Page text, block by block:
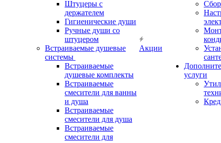
Штуцеры с
держателем
Гигиенические души
Ручные души со
штуцером
Встраиваемые душевые
системы
Встраиваемые
душевые комплекты
Встраиваемые
смесители для ванны
и душа
Встраиваемые
смесители для душа
Встраиваемые
смесители для
Акции
услуги